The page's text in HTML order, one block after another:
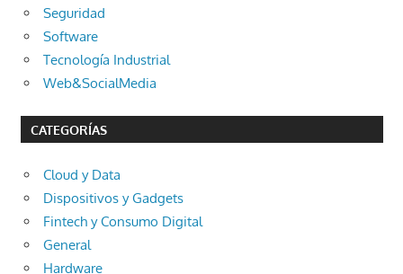
Seguridad
Software
Tecnología Industrial
Web&SocialMedia
CATEGORÍAS
Cloud y Data
Dispositivos y Gadgets
Fintech y Consumo Digital
General
Hardware